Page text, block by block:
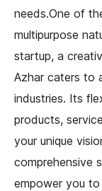
needs.One of
multipurpose
startup, a
Azhar caters to
industries. Its
products,
your unique
comprehensive
empower you